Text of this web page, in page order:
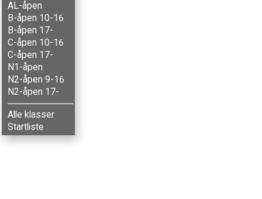
AL-åpen
B-åpen 10-16
B-åpen 17-
C-åpen 10-16
C-åpen 17-
N1-åpen
N2-åpen 9-16
N2-åpen 17-
Alle klasser
Startliste